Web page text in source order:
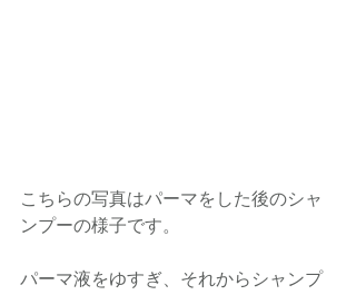
こちらの写真はパーマをした後のシャ
ンプーの様子です。
パーマ液をゆすぎ、それからシャンプ